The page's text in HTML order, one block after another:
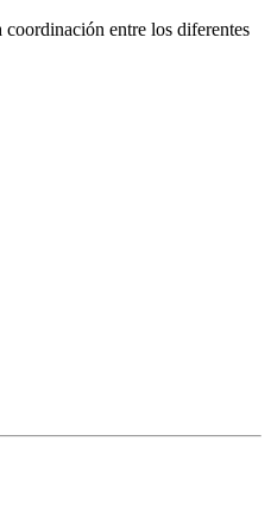
entre los diferentes